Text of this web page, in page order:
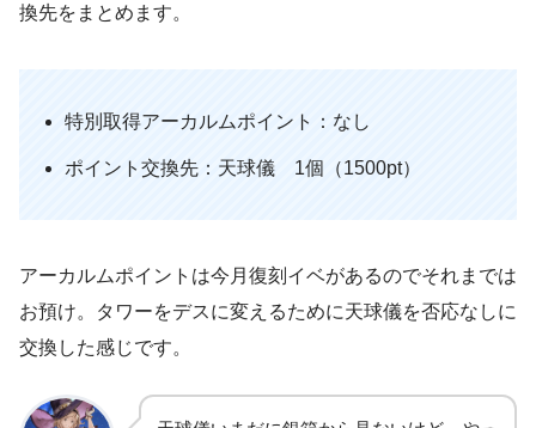
換先をまとめます。
特別取得アーカルムポイント：なし
ポイント交換先：天球儀 1個（1500pt）
アーカルムポイントは今月復刻イベがあるのでそれまでは
お預け。タワーをデスに変えるために天球儀を否応なしに
交換した感じです。